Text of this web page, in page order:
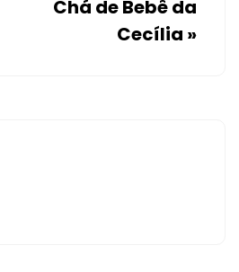
Chá de Bebê da
Cecília »